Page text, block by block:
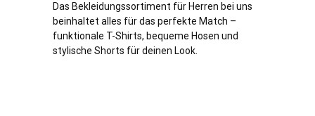
Das Bekleidungssortiment für Herren bei uns
beinhaltet alles für das perfekte Match –
funktionale T-Shirts, bequeme Hosen und
stylische Shorts für deinen Look.